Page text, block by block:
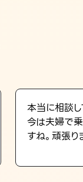
本当に相談し
今は夫婦で
すね。頑張り